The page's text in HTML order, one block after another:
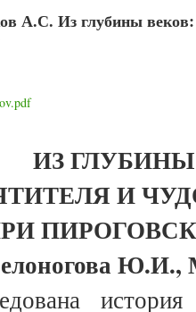
А.С. Из глубины веков:
ИЗ
И
Ю.И.,